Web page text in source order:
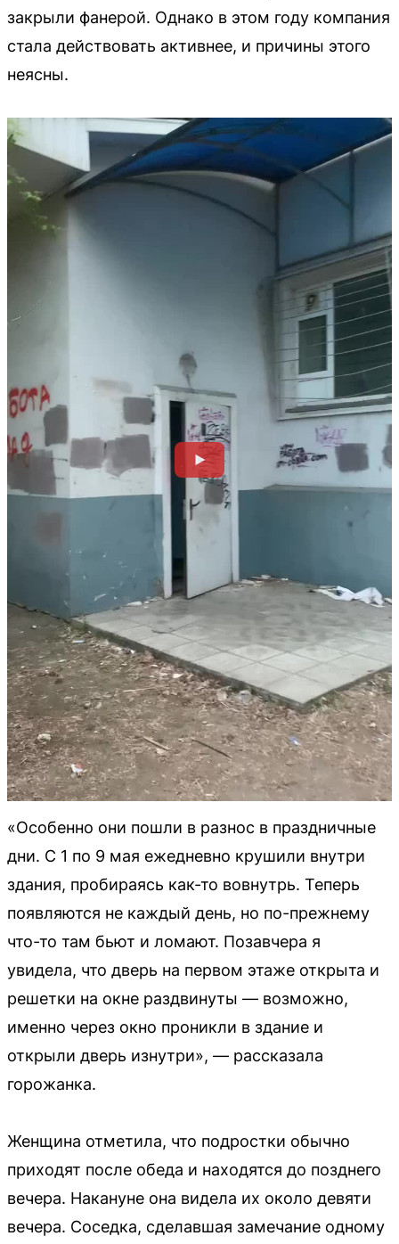
закрыли фанерой. Однако в этом году компания
стала действовать активнее, и причины этого
неясны.
«Особенно они пошли в разнос в праздничные
дни. С 1 по 9 мая ежедневно крушили внутри
здания, пробираясь как-то вовнутрь. Теперь
появляются не каждый день, но по-прежнему
что-то там бьют и ломают. Позавчера я
увидела, что дверь на первом этаже открыта и
решетки на окне раздвинуты — возможно,
именно через окно проникли в здание и
открыли дверь изнутри», — рассказала
горожанка.
Женщина отметила, что подростки обычно
приходят после обеда и находятся до позднего
вечера. Накануне она видела их около девяти
вечера. Соседка, сделавшая замечание одному